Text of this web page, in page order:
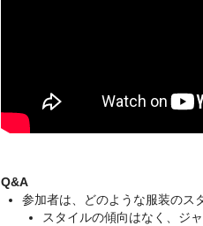
Q&A
参加者は、どのような服装のス
スタイルの傾向はなく、ジ